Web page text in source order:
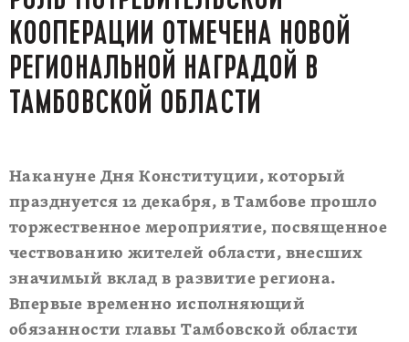
КООПЕРАЦИИ ОТМЕЧЕНА НОВОЙ
РЕГИОНАЛЬНОЙ НАГРАДОЙ В
ТАМБОВСКОЙ ОБЛАСТИ
Накануне Дня Конституции, который
празднуется 12 декабря, в Тамбове прошло
торжественное мероприятие, посвященное
чествованию жителей области, внесших
значимый вклад в развитие региона.
Впервые временно исполняющий
обязанности главы Тамбовской области